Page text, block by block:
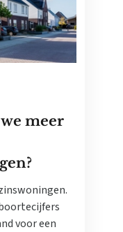
meer
voor een